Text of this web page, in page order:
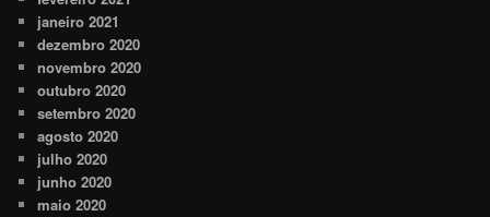
janeiro 2021
dezembro 2020
novembro 2020
outubro 2020
setembro 2020
agosto 2020
julho 2020
junho 2020
maio 2020